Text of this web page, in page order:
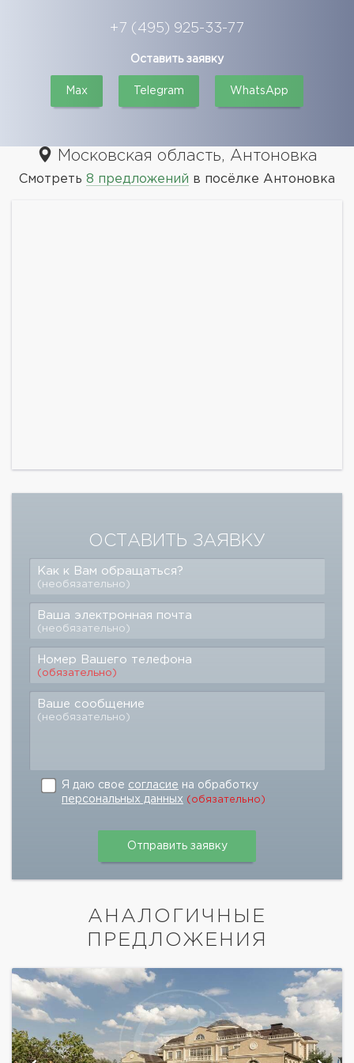
+7 (495) 925-33-77
Оставить заявку
Max Telegram WhatsApp
Московская область, Антоновка
Смотреть 8 предложений в посёлке Антоновка
ОСТАВИТЬ ЗАЯВКУ
Как к Вам обращаться?
(необязательно)
Ваша электронная почта
(необязательно)
Номер Вашего телефона
(обязательно)
Ваше сообщение
(необязательно)
Я даю свое согласие на обработку
персональных данных (обязательно)
АНАЛОГИЧНЫЕ
ПРЕДЛОЖЕНИЯ